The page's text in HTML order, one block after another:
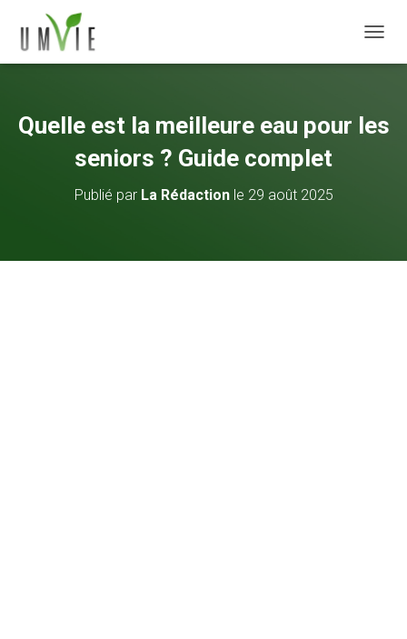
Quelle est la meilleure eau pour les
seniors ? Guide complet
Publié par La Rédactionle 29 août 2025